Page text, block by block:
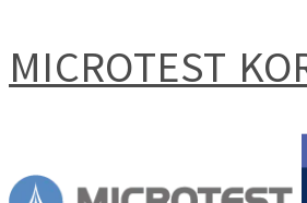
MICROTEST